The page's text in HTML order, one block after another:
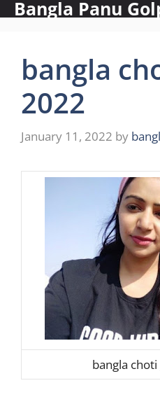
SkipBangla Panu
bangla
2022
January 11, 2022 by
bangla